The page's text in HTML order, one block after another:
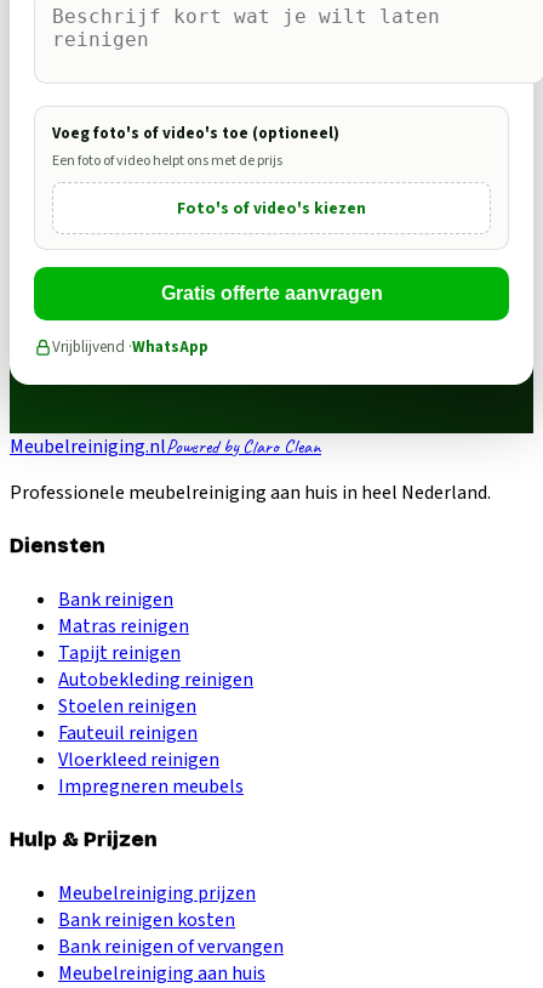
Voeg foto's of video's toe (optioneel)
Een foto of video helpt ons met de prijs
Foto's of video's kiezen
Gratis offerte aanvragen
Vrijblijvend ·WhatsApp
Meubelreiniging.nlPowered by Claro Clean
Professionele meubelreiniging aan huis in heel Nederland.
Diensten
Bank reinigen
Matras reinigen
Tapijt reinigen
Autobekleding reinigen
Stoelen reinigen
Fauteuil reinigen
Vloerkleed reinigen
Impregneren meubels
Hulp & Prijzen
Meubelreiniging prijzen
Bank reinigen kosten
Bank reinigen of vervangen
Meubelreiniging aan huis